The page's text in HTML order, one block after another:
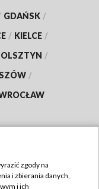
GDAŃSK /
/ KIELCE /
OLSZTYN /
/
zgody na
i zbierania danych,
i ich